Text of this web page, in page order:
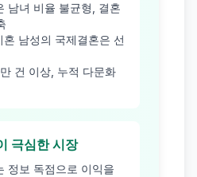
남녀 비율 불균형, 결혼
혼 남성의 국제결혼은 선
건 이상, 누적 다문화
극심한 시장
정보 독점으로 이익을